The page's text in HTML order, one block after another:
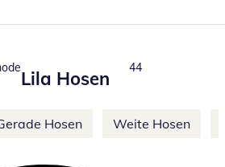
Lila Hosen
Total number of
44
Hosen Weite Hosen